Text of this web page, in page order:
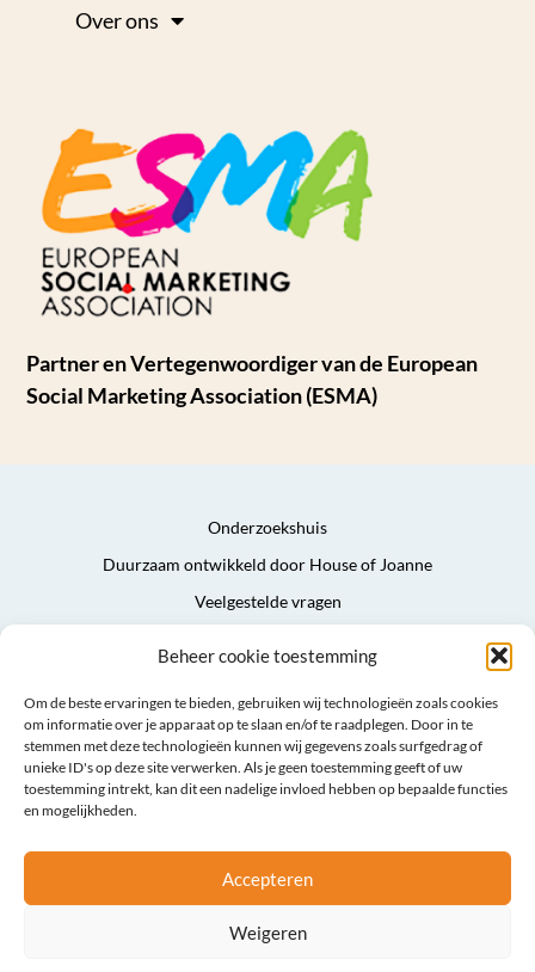
Beheer cookie toestemming
Om de beste ervaringen te bieden, gebruiken wij technologieën zoals cookies
om informatie over je apparaat op te slaan en/of te raadplegen. Door in te
stemmen met deze technologieën kunnen wij gegevens zoals surfgedrag of
unieke ID's op deze site verwerken. Als je geen toestemming geeft of uw
toestemming intrekt, kan dit een nadelige invloed hebben op bepaalde functies
en mogelijkheden.
Accepteren
Weigeren
Over ons
Partner en Vertegenwoordiger van de European
Social Marketing Association (ESMA)
Onderzoekshuis
Duurzaam ontwikkeld door House of Joanne
Veelgestelde vragen
Sitemap